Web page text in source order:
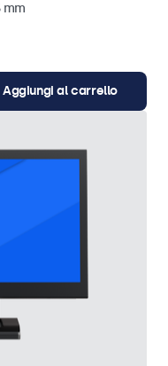
mm
Aggiungi al carrello